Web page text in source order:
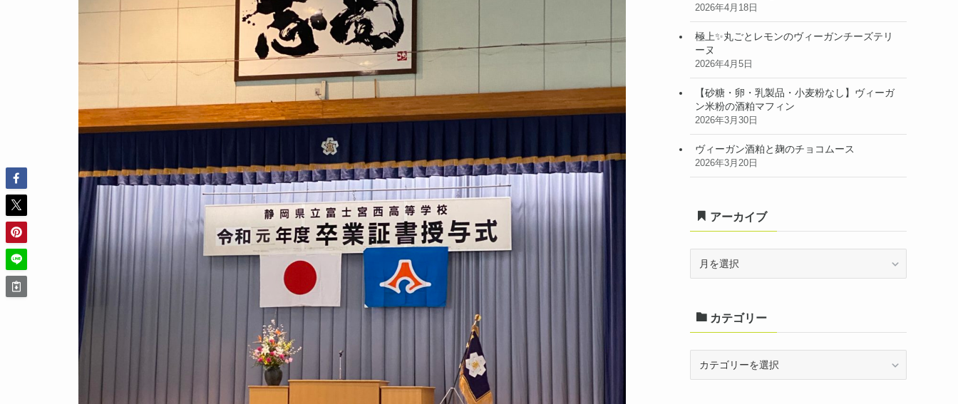
2026年4月18日
極上✨丸ごとレモンのヴィーガンチーズテリ
ーヌ
2026年4月5日
【砂糖・卵・乳製品・小麦粉なし】ヴィーガ
ン米粉の酒粕マフィン
2026年3月30日
ヴィーガン酒粕と麹のチョコムース
2026年3月20日
アーカイブ
ブ
カテゴリー